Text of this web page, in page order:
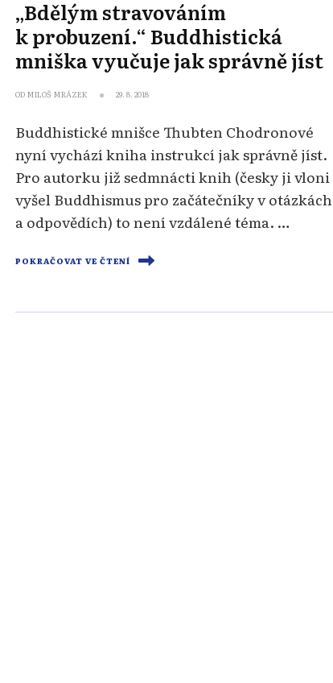
„Bdělým stravováním
k probuzení.“ Buddhistická
mniška vyučuje jak správně jíst
OD MILOŠ MRÁZEK 29. 8. 2018
Buddhistické mnišce Thubten Chodronové
nyní vychází kniha instrukcí jak správně jíst.
Pro autorku již sedmnácti knih (česky ji vloni
vyšel Buddhismus pro začátečníky v otázkách
a odpovědích) to není vzdálené téma. …
POKRAČOVAT VE ČTENÍ